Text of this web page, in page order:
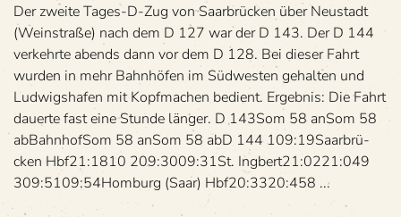
Hbf
—
Frankfurt
(Main)
Hbf
Der zweite Tages-D-Zug von Saar­brü­cken über Neu­stadt
(Wein­straße) nach dem D 127 war der D 143. Der D 144
ver­kehrte abends dann vor dem D 128. Bei die­ser Fahrt
wur­den in mehr Bahn­hö­fen im Süd­wes­ten gehal­ten und
Lud­wigs­ha­fen mit Kopf­ma­chen bedient. Ergeb­nis: Die Fahrt
dau­erte fast eine Stunde länger. D 143Som 58 anSom 58
abBahn­hofSom 58 anSom 58 abD 144 109:19Saar­brü­
cken Hbf21:1810 209:3009:31St. Ing­bert21:0221:049
309:5109:54Hom­burg (Saar) Hbf20:3320:458 ...